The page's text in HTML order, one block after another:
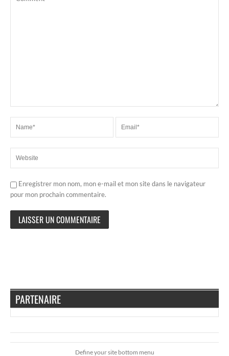
Enregistrer mon nom, mon e-mail et mon site dans le navigateur
pour mon prochain commentaire.
PARTENAIRE
Define your site bottom menu